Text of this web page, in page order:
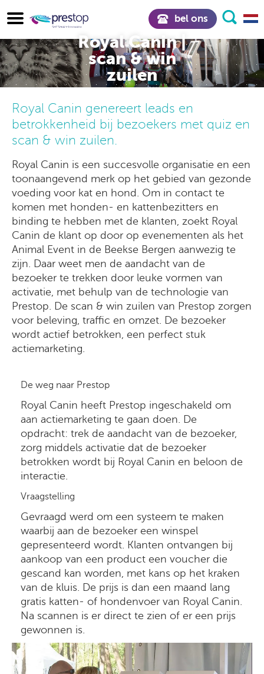
bel ons
Royal Canin |
scan & win
zuilen
Royal Canin genereert leads en
betrokkenheid bij bezoekers met quiz en
scan & win zuilen.
Royal Canin is een succesvolle organisatie en een
toonaangevend merk op het gebied van gezonde
voeding voor kat en hond. Om in contact te
komen met honden- en kattenbezitters en
binding te hebben met de klanten, zoekt Royal
Canin de klant op door op evenementen als het
Animal Event in de Beekse Bergen aanwezig te
zijn. Daar weet men de aandacht van de
bezoeker te trekken door leuke vormen van
activatie, met behulp van de technologie van
Prestop. De scan & win zuilen van Prestop zorgen
voor beleving, traffic en omzet. De bezoeker
wordt actief betrokken, een perfect stuk
actiemarketing.
De weg naar Prestop
Royal Canin heeft Prestop ingeschakeld om
aan actiemarketing te gaan doen. De
opdracht: trek de aandacht van de bezoeker,
zorg middels activatie dat de bezoeker
betrokken wordt bij Royal Canin en beloon de
interactie.
Vraagstelling
Gevraagd werd om een systeem te maken
waarbij aan de bezoeker een winspel
gepresenteerd wordt. Klanten ontvangen bij
aankoop van een product een voucher die
gescand kan worden, met kans op het kraken
van de kluis. De prijs is dan een maand lang
gratis katten- of hondenvoer van Royal Canin.
Na scannen is er direct te zien of er een prijs
gewonnen is.